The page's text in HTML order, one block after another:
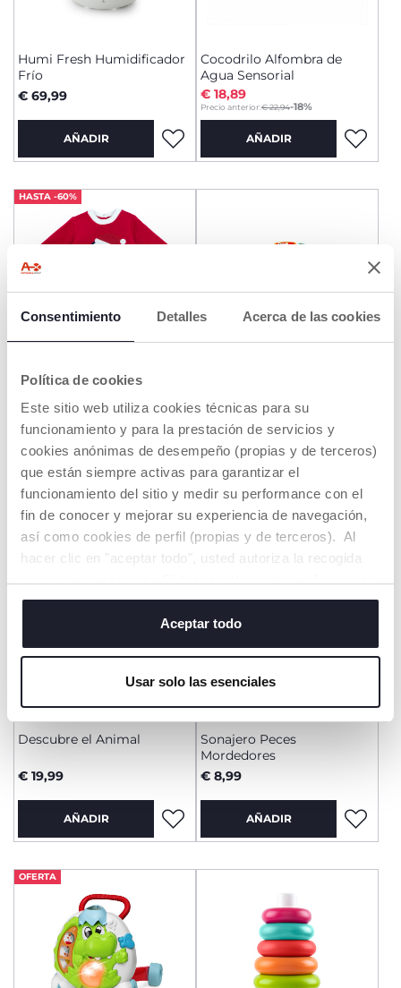
Consentimiento Detalles Acerca de las cookies
Política de cookies
Este sitio web utiliza cookies técnicas para su
funcionamiento y para la prestación de servicios y
cookies anónimas de desempeño (propias y de terceros)
que están siempre activas para garantizar el
funcionamiento del sitio y medir su performance con el
fin de conocer y mejorar su experiencia de navegación,
así como cookies de perfil (propias y de terceros). Al
hacer clic en "aceptar todo", usted autoriza la recogida
o cambiar o revocar el consentimiento de todas o
algunas cookies, haga clic en "mostrar detalles". Al
cerrar este banner, usted consiente en utilizar
servicio solicitado.
Aceptar todo
Usar solo las esenciales
Humi Fresh Humidificador
Frío
€ 69,99
AÑADIR
Cocodrilo Alfombra de
Agua Sensorial
Precio anterior:€ 22,94-18%
to
€ 18,89
AÑADIR
HASTA -60%
Pijama de Navidad con
abertura en la entrepierna
Precio anterior:€ 25,99-12%
€ 22,99
AÑADIR
Libro de los Animales de la
Granja
€ 19,99
AÑADIR
Descubre el Animal
€ 19,99
AÑADIR
Sonajero Peces
Mordedores
€ 8,99
AÑADIR
OFERTA